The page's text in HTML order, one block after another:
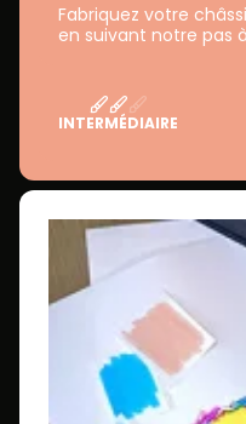
Fabriquez votre
en suivant notre pas
INTERMÉDIAIRE